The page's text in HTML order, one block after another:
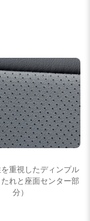
重視したディンプル
れと座面センター部
分）